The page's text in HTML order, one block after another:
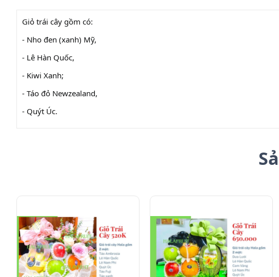
Giỏ trái cây gồm có:
- Nho đen (xanh) Mỹ,
- Lê Hàn Quốc,
- Kiwi Xanh;
- Táo đỏ Newzealand,
- Quýt Úc.